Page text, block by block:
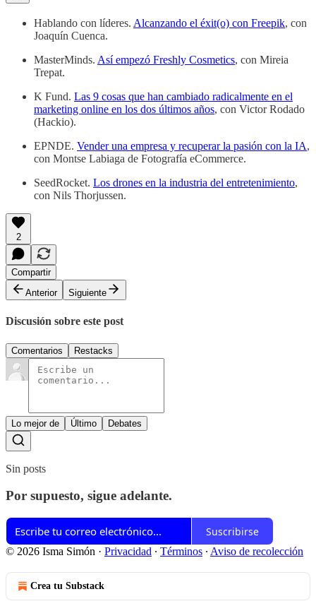
Hablando con líderes. Alcanzando el éxit(o) con Freepik, con
Joaquín Cuenca.
MasterMinds. Así empezó Freshly Cosmetics, con Mireia
Trepat.
K Fund. Las 9 cosas que han cambiado radicalmente en el
marketing online en los dos últimos años, con Victor Rodado
(Hackio).
EPNDE. Vender una empresa y recuperar la pasión con la IA,
con Montse Labiaga de Fotografía eCommerce.
SeedRocket. Los drones en la industria del entretenimiento,
con Nils Thorjussen.
2
Compartir
Anterior
Siguiente
Discusión sobre este post
Comentarios Restacks
Lo mejor de Último Debates
Sin posts
Por supuesto, sigue adelante.
Suscribirse
© 2026 Isma Simón · Privacidad ∙ Términos ∙ Aviso de recolección
Crea tu Substack